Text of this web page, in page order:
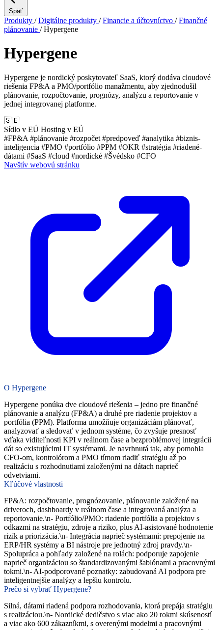
Späť
Produkty / Digitálne produkty / Financie a účtovníctvo / Finančné
plánovanie / Hypergene
Hypergene
Hypergene je nordický poskytovateľ SaaS, ktorý dodáva cloudové
riešenia FP&A a PMO/portfólio manažmentu, aby zjednodušil
plánovanie, rozpočtovanie, prognózy, analýzu a reportovanie v
jednej integrovanej platforme.
🇸🇪
Sídlo v EÚ Hosting v EÚ
#FP&A #plánovanie #rozpočet #predpoveď #analytika #biznis-
inteligencia #PMO #portfólio #PPM #OKR #stratégia #riadené-
dátami #SaaS #cloud #nordické #Švédsko #CFO
Navštív webovú stránku
O Hypergene
Hypergene ponúka dve cloudové riešenia – jedno pre finančné
plánovanie a analýzu (FP&A) a druhé pre riadenie projektov a
portfólia (PPM). Platforma umožňuje organizáciám plánovať,
analyzovať a sledovať v jednom systéme, čo zvyšuje presnosť
vďaka viditeľnosti KPI v reálnom čase a bezproblémovej integrácii
dát so existujúcimi IT systémami. Je navrhnutá tak, aby pomohla
CFO-om, kontrolórom a PMO tímom riadiť stratégiu až po
realizáciu s rozhodnutiami založenými na dátach naprieč
odvetviami.
Kľúčové vlastnosti
FP&A: rozpočtovanie, prognózovanie, plánovanie založené na
driveroch, dashboardy v reálnom čase a integrovaná analýza a
reportovanie.\n- Portfólio/PMO: riadenie portfólia a projektov s
odkazmi na stratégiu, zdroje a riziko, plus AI-asistované hodnotenie
rizík a priorizácia.\n- Integrácia naprieč systémami: prepojenie na
ERP/HR systémy a BI nástroje pre jednotný zdroj pravdy.\n-
Spolupráca a pohľady založené na rolách: podporuje zapojenie
naprieč organizáciou so štandardizovanými šablónami a pracovnými
tokmi.\n- AI-podporované poznatky: zabudovaná AI podpora pre
inteligentnejšie analýzy a lepšiu kontrolu.
Prečo si vybrať Hypergene?
Silná, dátami riadená podpora rozhodovania, ktorá prepája stratégiu
s realizáciou.\n- Nordické dedičstvo s viac ako 20 rokmi skúseností
a viac ako 600 zákazníkmi, s overenými modelmi a pracovnými